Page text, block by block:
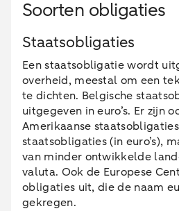
Soorten obligaties
Staatsobligaties
Een staatsobligatie wordt
overheid, meestal om een
te dichten. Belgische
uitgegeven in euro’s. Er zijn
Amerikaanse
staatsobligaties (in euro’s),
van minder ontwikkelde
valuta. Ook de Europese
obligaties uit, die de naam
gekregen.